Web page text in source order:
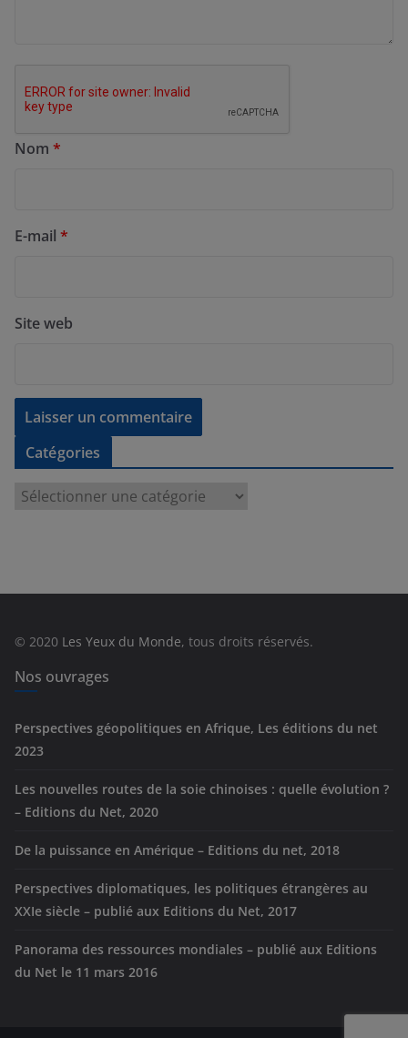
Nom *
E-mail *
Site web
Catégories
e
s
© 2020 Les Yeux du Monde, tous droits réservés.
Nos ouvrages
Perspectives géopolitiques en Afrique, Les éditions du net
2023
Les nouvelles routes de la soie chinoises : quelle évolution ?
– Editions du Net, 2020
De la puissance en Amérique – Editions du net, 2018
Perspectives diplomatiques, les politiques étrangères au
XXIe siècle – publié aux Editions du Net, 2017
Panorama des ressources mondiales – publié aux Editions
du Net le 11 mars 2016